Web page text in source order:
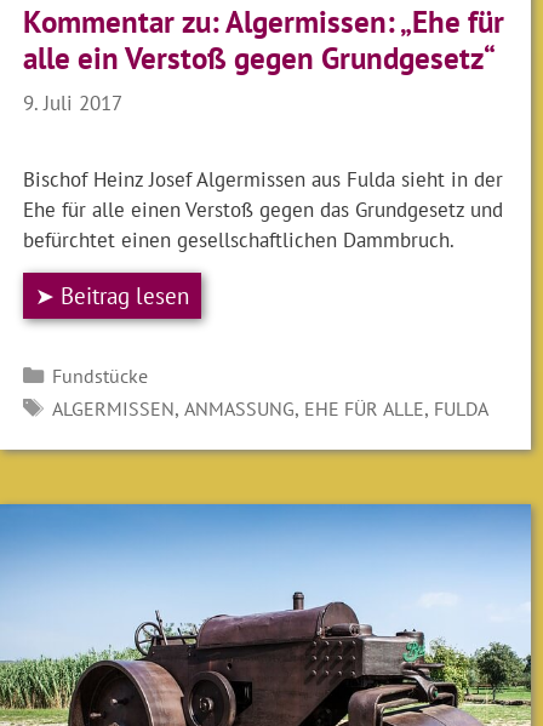
Kommentar zu: Algermissen: „Ehe für
alle ein Verstoß gegen Grundgesetz“
9. Juli 2017
Bischof Heinz Josef Algermissen aus Fulda sieht in der
Ehe für alle einen Verstoß gegen das Grundgesetz und
befürchtet einen gesellschaftlichen Dammbruch.
➤ Beitrag lesen
Kategorien
Fundstücke
SCHLAGWÖRTER
ALGERMISSEN, ANMASSUNG , EHE FÜR ALLE, FULDA